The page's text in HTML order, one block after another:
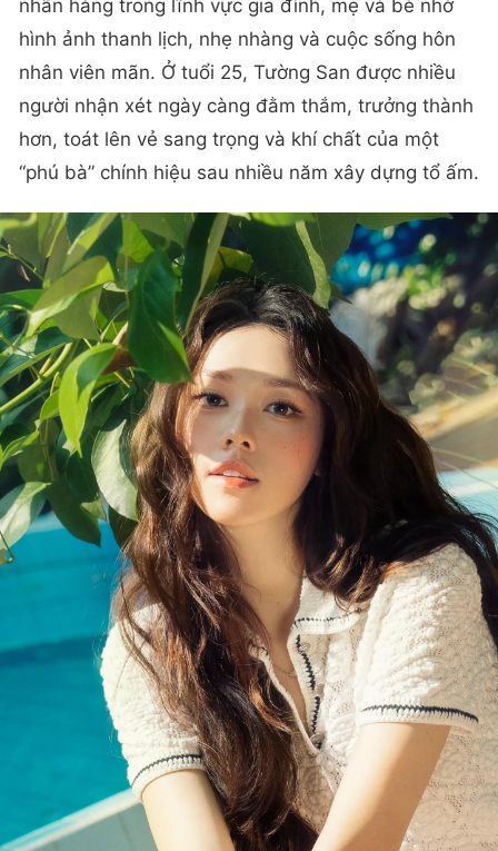
nhãn hàng trong lĩnh vực gia đình, mẹ và bé nhờ
hình ảnh thanh lịch, nhẹ nhàng và cuộc sống hôn
nhân viên mãn. Ở tuổi 25, Tường San được nhiều
người nhận xét ngày càng đằm thắm, trưởng thành
hơn, toát lên vẻ sang trọng và khí chất của một
“phú bà” chính hiệu sau nhiều năm xây dựng tổ ấm.